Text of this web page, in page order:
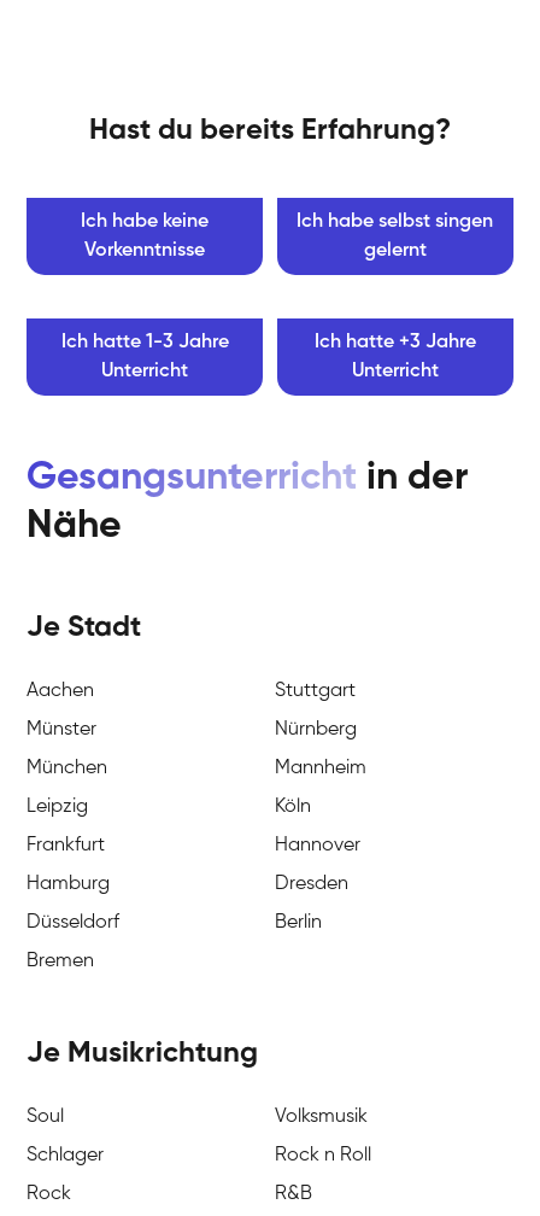
Hast du bereits Erfahrung?
Ich habe keine
Vorkenntnisse
Ich habe selbst singen
gelernt
Ich hatte 1-3 Jahre
Unterricht
Ich hatte +3 Jahre
Unterricht
Gesangsunterricht in der
Nähe
Je Stadt
Aachen
Stuttgart
Münster
Nürnberg
München
Mannheim
Leipzig
Köln
Frankfurt
Hannover
Hamburg
Dresden
Düsseldorf
Berlin
Bremen
Je Musikrichtung
Soul
Volksmusik
Schlager
Rock n Roll
Rock
R&B